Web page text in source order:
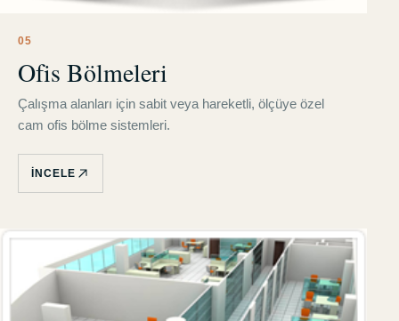
05
Ofis Bölmeleri
Çalışma alanları için sabit veya hareketli, ölçüye özel
cam ofis bölme sistemleri.
İNCELE